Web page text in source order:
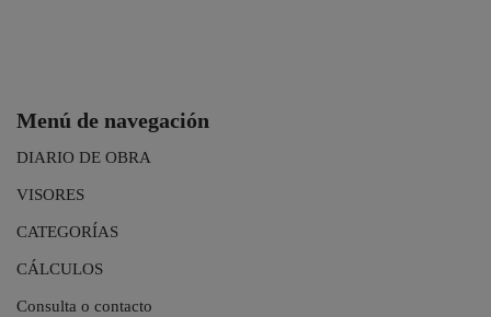
Menú de navegación
DIARIO DE OBRA
VISORES
CATEGORÍAS
CÁLCULOS
Consulta o contacto